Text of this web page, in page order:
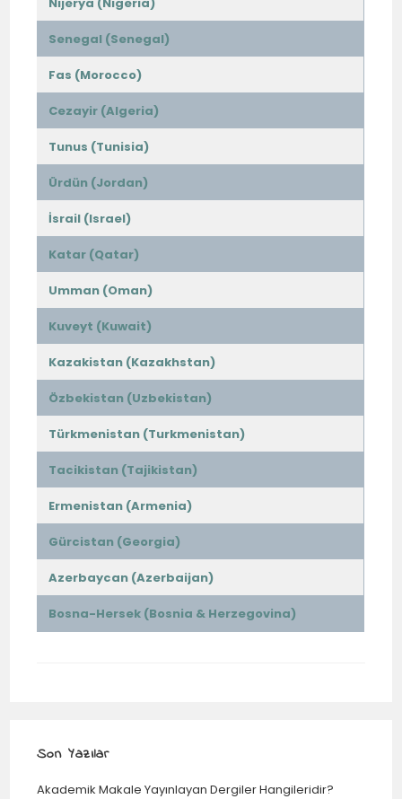
Senegal (Senegal)
Fas (Morocco)
Cezayir (Algeria)
Tunus (Tunisia)
Ürdün (Jordan)
İsrail (Israel)
Katar (Qatar)
Umman (Oman)
Kuveyt (Kuwait)
Kazakistan (Kazakhstan)
Özbekistan (Uzbekistan)
Türkmenistan (Turkmenistan)
Tacikistan (Tajikistan)
Ermenistan (Armenia)
Gürcistan (Georgia)
Azerbaycan (Azerbaijan)
Bosna-Hersek (Bosnia & Herzegovina)
Son Yazılar
Akademik Makale Yayınlayan Dergiler Hangileridir?